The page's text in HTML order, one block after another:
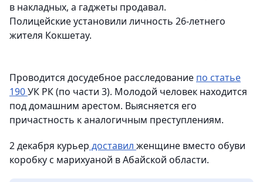
в накладных, а гаджеты продавал.
Полицейскиеустановили личность 26-летнего
жителя Кокшетау.
Проводится досудебное расследование по статье
190УК РК (по части 3). Молодой человек находится
под домашним арестом. Выясняется его
причастность к аналогичным преступлениям.
2 декабря курьер доставил женщине вместо обуви
коробку с марихуаной в Абайской области.